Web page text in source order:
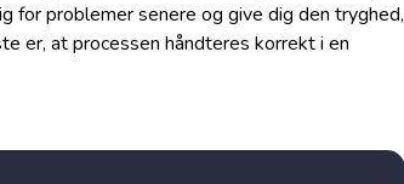
for problemer senere og give dig den tryghed,
er, at processen håndteres korrekt i en